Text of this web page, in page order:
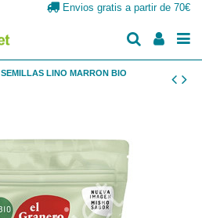
Envios gratis a partir de 70€
SEMILLAS LINO MARRON BIO